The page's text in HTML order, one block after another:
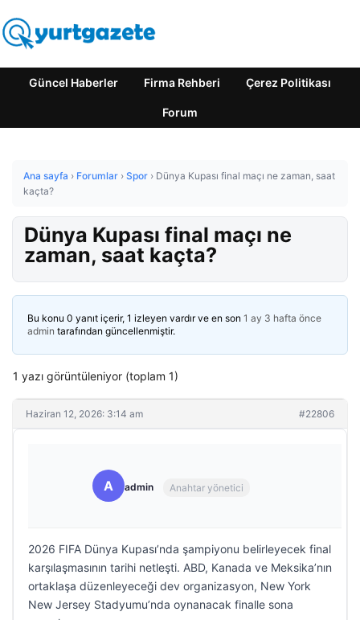
Güncel Haberler Firma Rehberi Çerez Politikası
Forum
Ana sayfa › Forumlar › Spor › Dünya Kupası final maçı ne zaman, saat
kaçta?
Dünya Kupası final maçı ne
zaman, saat kaçta?
Bu konu 0 yanıt içerir, 1 izleyen vardır ve en son 1 ay 3 hafta önce
admin tarafından güncellenmiştir.
1 yazı görüntüleniyor (toplam 1)
Haziran 12, 2026: 3:14 am #22806
A admin Anahtar yönetici
2026 FIFA Dünya Kupası’nda şampiyonu belirleyecek final
karşılaşmasının tarihi netleşti. ABD, Kanada ve Meksika’nın
ortaklaşa düzenleyeceği dev organizasyon, New York
New Jersey Stadyumu’nda oynanacak finalle sona